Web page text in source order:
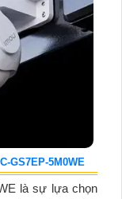
GS7EP-5M0WE
là sự lựa chọn